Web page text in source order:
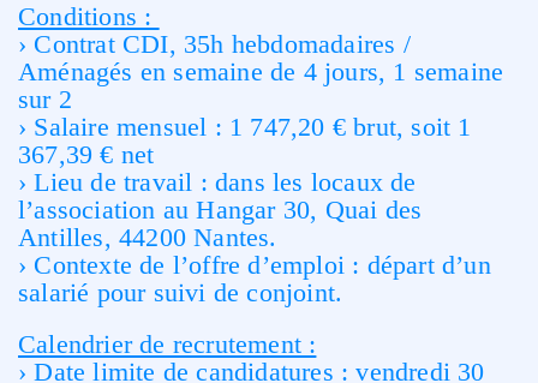
Conditions :
› Contrat CDI, 35h hebdomadaires /
Aménagés en semaine de 4 jours, 1 semaine
sur 2
› Salaire mensuel : 1 747,20 € brut, soit 1
367,39 € net
› Lieu de travail : dans les locaux de
l’association au Hangar 30, Quai des
Antilles, 44200 Nantes.
› Contexte de l’offre d’emploi : départ d’un
salarié pour suivi de conjoint.
Calendrier de recrutement :
› Date limite de candidatures : vendredi 30